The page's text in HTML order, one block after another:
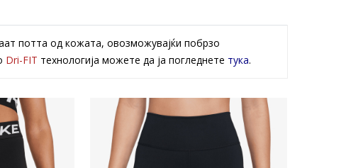
потта од кожата, овозможувајќи побрзо
Dri-FIT технологија можете да ја погледнете тука.